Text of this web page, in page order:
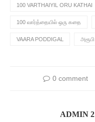
100 VARTHAIYIL ORU KATHAI
100 வார்த்தையில் ஒரு கதை
VAARA PODDIGAL அரூபி
0 comment
ADMIN 2